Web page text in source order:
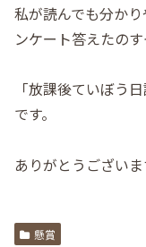
私が読んでも分か
ンケート答えたの
「放課後ていぼう
です。
ありがとうございま
懸賞